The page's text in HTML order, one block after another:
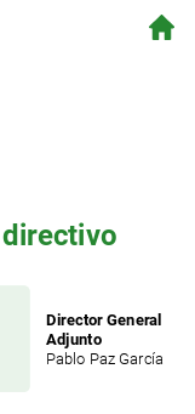
directivo
Director General
Adjunto
Pablo Paz García